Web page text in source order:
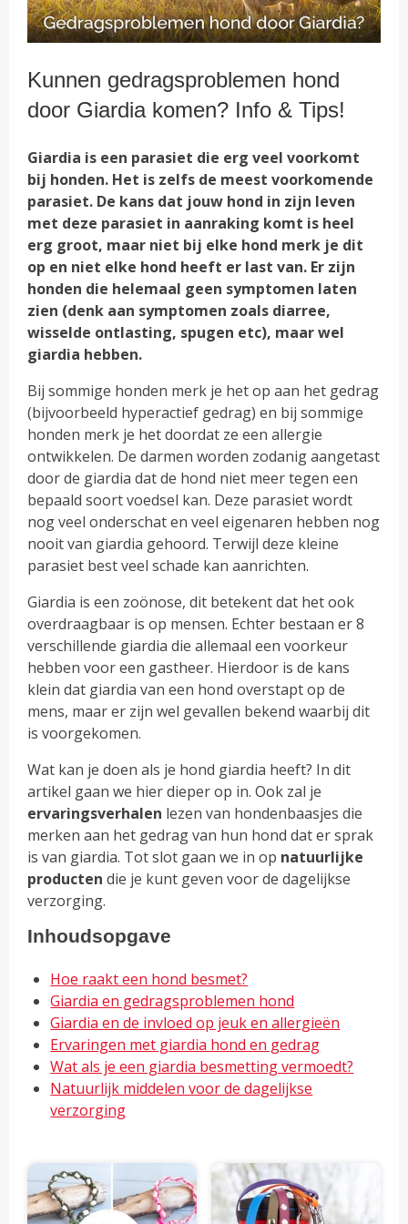
Kunnen gedragsproblemen hond
door Giardia komen? Info & Tips!
Giardia is een parasiet die erg veel voorkomt
bij honden. Het is zelfs de meest voorkomende
parasiet. De kans dat jouw hond in zijn leven
met deze parasiet in aanraking komt is heel
erg groot, maar niet bij elke hond merk je dit
op en niet elke hond heeft er last van. Er zijn
honden die helemaal geen symptomen laten
zien (denk aan symptomen zoals diarree,
wisselde ontlasting, spugen etc), maar wel
giardia hebben.
Bij sommige honden merk je het op aan het gedrag
(bijvoorbeeld hyperactief gedrag) en bij sommige
honden merk je het doordat ze een allergie
ontwikkelen. De darmen worden zodanig aangetast
door de giardia dat de hond niet meer tegen een
bepaald soort voedsel kan. Deze parasiet wordt
nog veel onderschat en veel eigenaren hebben nog
nooit van giardia gehoord. Terwijl deze kleine
parasiet best veel schade kan aanrichten.
Giardia is een zoönose, dit betekent dat het ook
overdraagbaar is op mensen. Echter bestaan er 8
verschillende giardia die allemaal een voorkeur
hebben voor een gastheer. Hierdoor is de kans
klein dat giardia van een hond overstapt op de
mens, maar er zijn wel gevallen bekend waarbij dit
is voorgekomen.
Wat kan je doen als je hond giardia heeft? In dit
artikel gaan we hier dieper op in. Ook zal je
ervaringsverhalen lezen van hondenbaasjes die
merken aan het gedrag van hun hond dat er sprak
is van giardia. Tot slot gaan we in op natuurlijke
productendie je kunt geven voor de dagelijkse
verzorging.
Inhoudsopgave
Hoe raakt een hond besmet?
Giardia en gedragsproblemen hond
Giardia en de invloed op jeuk en allergieën
Ervaringen met giardia hond en gedrag
Wat als je een giardia besmetting vermoedt?
Natuurlijk middelen voor de dagelijkse
verzorging
Dit
product
heeft